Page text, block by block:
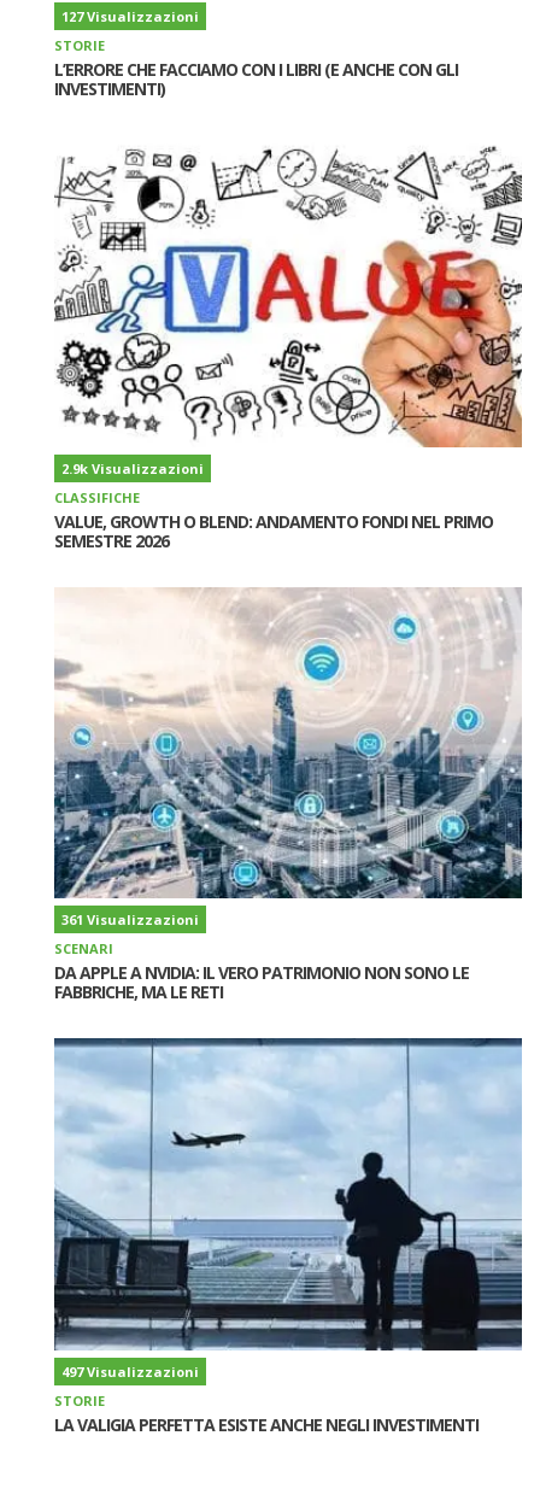
127 Visualizzazioni
STORIE
L’ERRORE CHE FACCIAMO CON I LIBRI (E ANCHE CON GLI
INVESTIMENTI)
2.9k Visualizzazioni
CLASSIFICHE
VALUE, GROWTH O BLEND: ANDAMENTO FONDI NEL PRIMO
SEMESTRE 2026
361 Visualizzazioni
SCENARI
DA APPLE A NVIDIA: IL VERO PATRIMONIO NON SONO LE
FABBRICHE, MA LE RETI
497 Visualizzazioni
STORIE
LA VALIGIA PERFETTA ESISTE ANCHE NEGLI INVESTIMENTI